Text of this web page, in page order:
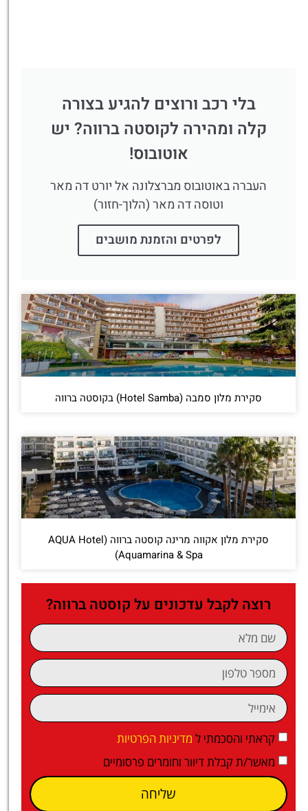
בלי רכב ורוצים להגיע בצורה
קלה ומהירה לקוסטה ברווה? יש
אוטובוס!
העברה באוטובוס מברצלונה אל יורט דה מאר
וטוסה דה מאר (הלוך-חזור)
לפרטים והזמנת מושבים
סקירת מלון סמבה (Hotel Samba) בקוסטה ברווה
סקירת מלון אקווה מרינה קוסטה ברווה (AQUA Hotel
Aquamarina & Spa)
רוצה לקבל עדכונים על קוסטה ברווה?
קראתי והסכמתי ל מדיניות הפרטיות
מאשר/ת קבלת דיוור וחומרים פרסומיים
שליחה